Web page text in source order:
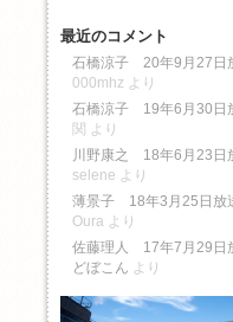
最近のコメント
石橋涼子 20年9月27日
000mhz より
石橋涼子 19年6月30日
関 より
川野康之 18年6月23日
selene より
薄景子 18年3月25日放
Oura より
佐藤理人 17年7月29日
どぼこん より